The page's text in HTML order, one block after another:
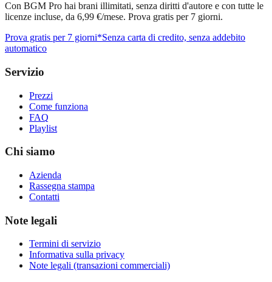
Con BGM Pro hai brani illimitati, senza diritti d'autore e con tutte le
licenze incluse, da 6,99 €/mese. Prova gratis per 7 giorni.
Prova gratis per 7 giorni*Senza carta di credito, senza addebito
automatico
Servizio
Prezzi
Come funziona
FAQ
Playlist
Chi siamo
Azienda
Rassegna stampa
Contatti
Note legali
Termini di servizio
Informativa sulla privacy
Note legali (transazioni commerciali)